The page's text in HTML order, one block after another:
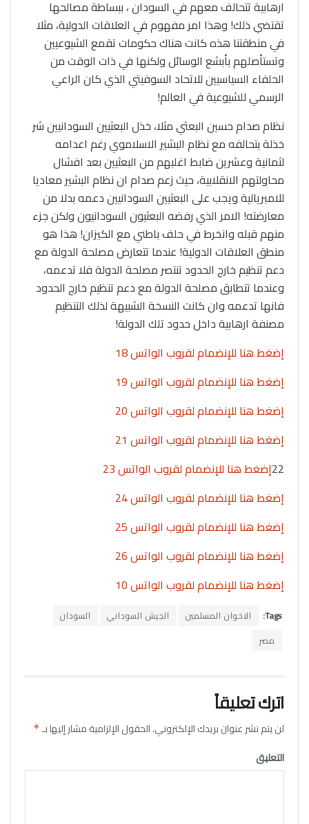
ارهابية تتحالف معهم في السودان ، ببساطة مصالحها
تقتضي ذلك! وهذا امر مفهوم في العلاقات الدولية، مثلا
في منطقتنا هذه كانت هناك حكومات تقمع الشيوعيين
وتستأصلهم بأبشع الوسائل ولكنها في ذات الوقت من
الحلفاء السياسيين للاتحاد السوفيتي الذي كان الراعي
الرسمي للشيوعية في العالم!
نظام صدام حسين البعثي مثلا، خذل البعثيين السودانيين شر
خذلة بتحالفه مع نظام البشير الاسلاموي رغم اعدامه
لثمانية وعشرين ضابط اغلبهم من البعثيين بعد افشال
محاولتهم الانقلابية، حيث زعم صدام ان نظام البشير معاديا
للامبريالية ويجب على البعثيين السودانيين دعمه بدلا من
معارضته! الامر الذي رفضه البعثيون السودانيون ولكن جزء
منهم قبله وانخرط في حلف باطني مع الكيزان! هذا هو
منطق العلاقات الدولية! عندما تتعارض مصلحة الدولة مع
دعم تنظيم خارج الحدود تنتصر مصلحة الدولة فلا تدعمه،
وعندما تتطابق مصلحة الدولة مع دعم تنظيم خارج الحدود
فانها تدعمه وان كانت النسخة الشبيهة لذلك التنظيم
مصنفة ارهابية داخل حدود تلك الدولة!
إضغط هنا للإنضمام لقروب الواتس 18
إضغط هنا للإنضمام لقروب الواتس 19
إضغط هنا للإنضمام لقروب الواتس 20
إضغط هنا للإنضمام لقروب الواتس 21
22إضغط هنا للإنضمام لقروب الواتس 23
إضغط هنا للإنضمام لقروب الواتس 24
إضغط هنا للإنضمام لقروب الواتس 25
إضغط هنا للإنضمام لقروب الواتس 26
إضغط هنا للإنضمام لقروب الواتس 10
Tags: الاخوان المسلمين الجيش السوداني
السودان
مصر
اترك تعليقاً
لن يتم نشر عنوان بريدك الإلكتروني.الحقول الإلزامية مشار إليها بـ*
التعليق